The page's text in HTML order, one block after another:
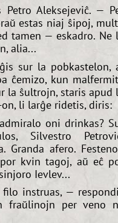
Aleksejeviĉ. —
estas niaj ŝipoj,
tamen — eskadro. Ne
alia...
sur la pobkastelon,
ĉemizo, kun
la ŝultrojn, staris apud
li larĝe ridetis, diris:
oni drinkas?
Silvestro
Granda afero.
kvin tagoj, aŭ eĉ
Ievlev...
instruas, —
fraŭlinojn per veno